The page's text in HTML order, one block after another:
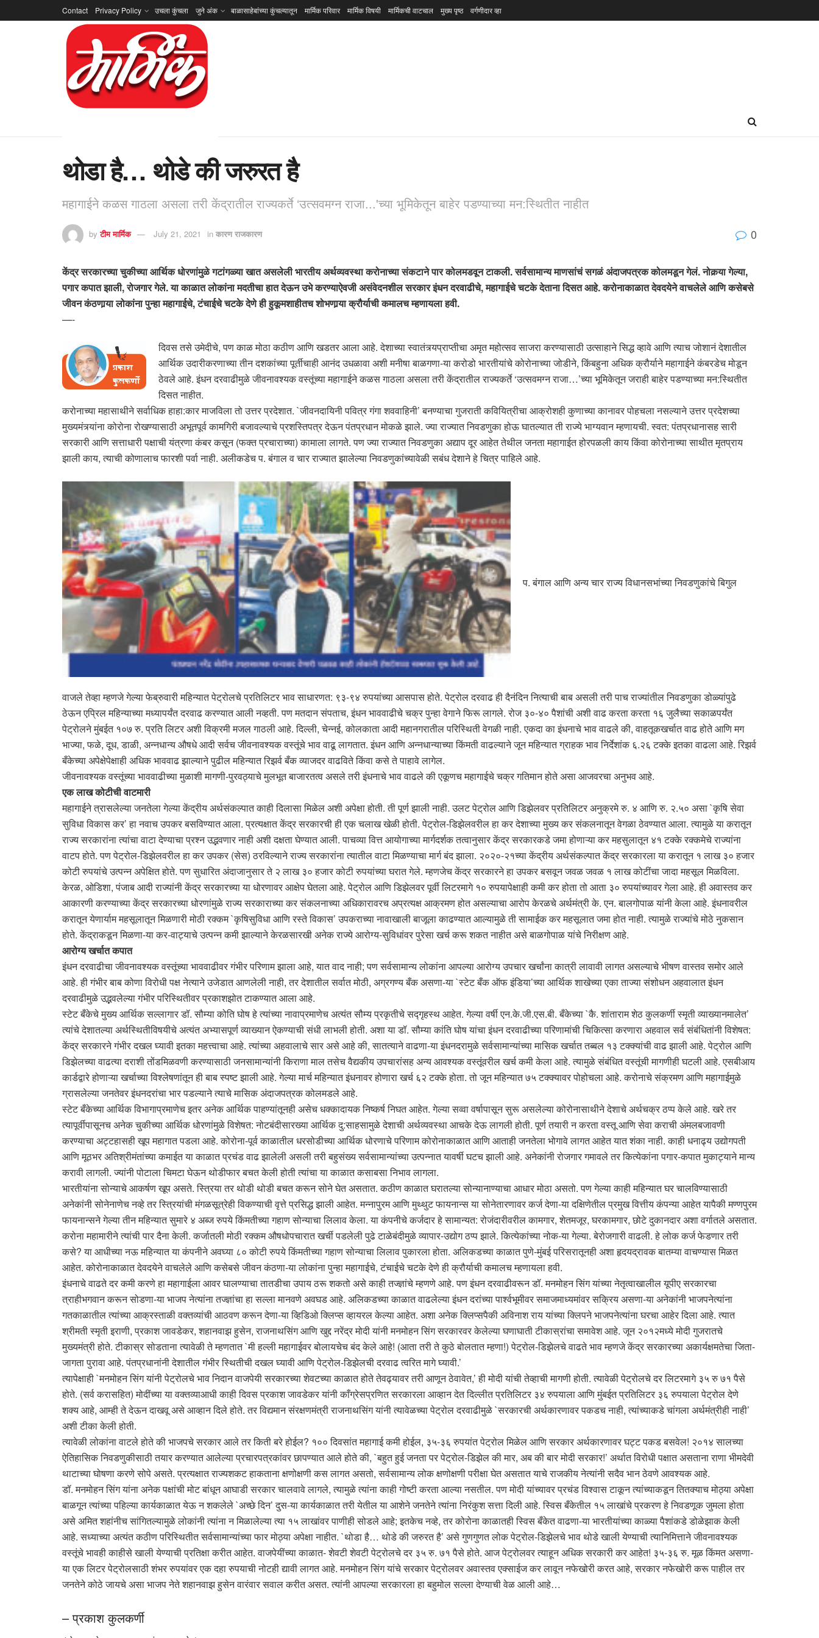
Contact Privacy Policy उचला कुंचला जुने अंक बाळासाहेबांच्या कुंचल्यातून मार्मिक परिवार मार्मिक विषयी मार्मिकची वाटचाल मुख्य पृष्ठ वर्गणीदार व्हा
थोडा है… थोडे की जरुरत है
महागाईने कळस गाठला असला तरी केंद्रातील राज्यकर्ते ‘उत्सवमग्न राजा...'च्या भूमिकेतून बाहेर पडण्याच्या मन:स्थितीत नाहीत
by टीम मार्मिक July 21, 2021 in कारण राजकारण 0
केंद्र सरकारच्या चुकीच्या आर्थिक धोरणांमुळे गटांगळ्या खात असलेली भारतीय अर्थव्यवस्था करोनाच्या संकटाने पार कोलमडवून टाकली. सर्वसामान्य माणसांचं सगळं अंदाजपत्रक कोलमडून गेलं. नोकर्‍या गेल्या,
पगार कपात झाली, रोजगार गेले. या काळात लोकांना मदतीचा हात देऊन उभे करण्याऐवजी असंवेदनशील सरकार इंधन दरवाढीचे, महागाईचे चटके देताना दिसत आहे. करोनाकाळात देवदयेने वाचलेले आणि कसेबसे
जीवन कंठणार्‍या लोकांना पुन्हा महागाईचे, टंचाईचे चटके देणे ही हुकूमशाहीतच शोभणार्‍या क्रौर्याची कमालच म्हणायला हवी.
—-
दिवस तसे उमेदीचे, पण काळ मोठा कठीण आणि खडतर आला आहे. देशाच्या स्वातंत्र्यप्राप्तीचा अमृत महोत्सव साजरा करण्यासाठी उत्साहाने सिद्ध व्हावे आणि त्याच जोशानं देशातील
आर्थिक उदारीकरणाच्या तीन दशकांच्या पूर्तीचाही आनंद उधळावा अशी मनीषा बाळगणा-या करोडो भारतीयांचे कोरोनाच्या जोडीने, किंबहुना अधिक क्रौर्याने महागाईने कंबरडेच मोडून
ठेवले आहे. इंधन दरवाढीमुळे जीवनावश्यक वस्तूंच्या महागाईने कळस गाठला असला तरी केंद्रातील राज्यकर्ते ‘उत्सवमग्न राजा…’च्या भूमिकेतून जराही बाहेर पडण्याच्या मन:स्थितीत
दिसत नाहीत.
करोनाच्या महासाथीने सर्वाधिक हाहा:कार माजविला तो उत्तर प्रदेशात. `जीवनदायिनी पवित्र गंगा शववाहिनी’ बनण्याचा गुजराती कवियित्रीचा आक्रोशही कुणाच्या कानावर पोहचला नसल्याने उत्तर प्रदेशच्या
मुख्यमंत्र्यांना कोरोना रोखण्यासाठी अभूतपूर्व कामगिरी बजावल्याचे प्रशस्तिपत्र देऊन पंतप्रधान मोकळे झाले. ज्या राज्यात निवडणुका होऊ घातल्यात ती राज्ये भाग्यवान म्हणायची. स्वत: पंतप्रधानासह सारी
सरकारी आणि सत्ताधारी पक्षाची यंत्रणा कंबर कसून (फक्त प्रचाराच्या) कामाला लागते. पण ज्या राज्यात निवडणुका अद्याप दूर आहेत तेथील जनता महागाईत होरपळली काय किंवा कोरोनाच्या साथीत मृतप्राय
झाली काय, त्याची कोणालाच फारशी पर्वा नाही. अलीकडेच प. बंगाल व चार राज्यात झालेल्या निवडणुकांच्यावेळी सबंध देशाने हे चित्र पाहिले आहे.
प. बंगाल आणि अन्य चार राज्य विधानसभांच्या निवडणुकांचे बिगुल
वाजले तेव्हा म्हणजे गेल्या फेब्रुवारी महिन्यात पेट्रोलचे प्रतिलिटर भाव साधारणत: ९३-९४ रुपयांच्या आसपास होते. पेट्रोल दरवाढ ही दैनंदिन नित्याची बाब असली तरी पाच राज्यांतील निवडणुका डोळ्यांपुढे
ठेऊन एप्रिल महिन्याच्या मध्यापर्यंत दरवाढ करण्यात आली नव्हती. पण मतदान संपताच, इंधन भाववाढीचे चक्र पुन्हा वेगाने फिरू लागले. रोज ३०-४० पैशांची अशी वाढ करता करता १६ जुलैच्या सकाळपर्यंत
पेट्रोलने मुंबईत १०७ रु. प्रति लिटर अशी विक्रमी मजल गाठली आहे. दिल्ली, चेन्नई, कोलकाता आदी महानगरातील परिस्थिती वेगळी नाही. एकदा का इंधनाचे भाव वाढले की, वाहतूकखर्चात वाढ होते आणि मग
भाज्या, फळे, दूध, डाळी, अन्नधान्य औषधे आदी सर्वच जीवनावश्यक वस्तूंचे भाव वाढू लागतात. इंधन आणि अन्नधान्याच्या किंमती वाढल्याने जून महिन्यात ग्राहक भाव निर्देशांक ६.२६ टक्के इतका वाढला आहे. रिझर्व
बँकेच्या अपेक्षेपेक्षाही अधिक भाववाढ झाल्याने पुढील महिन्यात रिझर्व बँक व्याजदर वाढविते किंवा कसे ते पाहावे लागेल.
जीवनावश्यक वस्तूंच्या भाववाढीच्या मुळाशी मागणी-पुरवठ्याचे मुलभूत बाजारतत्व असले तरी इंधनाचे भाव वाढले की एकूणच महागाईचे चक्र गतिमान होते असा आजवरचा अनुभव आहे.
एक लाख कोटीची वाटमारी
महागाईने त्रासलेल्या जनतेला गेल्या केंद्रीय अर्थसंकल्पात काही दिलासा मिळेल अशी अपेक्षा होती. ती पूर्ण झाली नाही. उलट पेट्रोल आणि डिझेलवर प्रतिलिटर अनुक्रमे रु. ४ आणि रु. २.५० असा `कृषि सेवा
सुविधा विकास कर’ हा नवाच उपकर बसविण्यात आला. प्रत्यक्षात केंद्र सरकारची ही एक चलाख खेळी होती. पेट्रोल-डिझेलवरील हा कर देशाच्या मुख्य कर संकलनातून वेगळा ठेवण्यात आला. त्यामुळे या करातून
राज्य सरकारांना त्यांचा वाटा देण्याचा प्रश्न उद्भवणार नाही अशी दक्षता घेण्यात आली. पाचव्या वित्त आयोगाच्या मार्गदर्शक तत्वानुसार केंद्र सरकारकडे जमा होणाऱ्या कर महसुलातून ४१ टक्के रक्कमेचे राज्यांना
वाटप होते. पण पेट्रोल-डिझेलवरील हा कर उपकर (सेस) ठरविल्याने राज्य सरकारांना त्यातील वाटा मिळण्याचा मार्ग बंद झाला. २०२०-२१च्या केंद्रीय अर्थसंकल्पात केंद्र सरकारला या करातून १ लाख ३० हजार
कोटी रुपयांचे उत्पन्न अपेक्षित होते. पण सुधारित अंदाजानुसार ते २ लाख ३० हजार कोटी रुपयांच्या घरात गेले. म्हणजेच केंद्र सरकारने हा उपकर बसवून जवळ जवळ १ लाख कोटींचा जादा महसूल मिळविला.
केरळ, ओडिशा, पंजाब आदी राज्यांनी केंद्र सरकारच्या या धोरणावर आक्षेप घेतला आहे. पेट्रोल आणि डिझेलवर पूर्वी लिटरमागे १० रुपयापेक्षाही कमी कर होता तो आता ३० रुपयांच्यावर गेला आहे. ही अवास्तव कर
आकारणी करण्याच्या केंद्र सरकारच्या धोरणांमुळे राज्य सरकाराच्या कर संकलनाच्या अधिकारावरच अप्रत्यक्ष आक्रमण होत असल्याचा आरोप केरळचे अर्थमंत्री के. एन. बालगोपाळ यांनी केला आहे. इंधनावरील
करातून येणार्याम महसूलातून मिळणारी मोठी रक्कम `कृषिसुविधा आणि रस्ते विकास’ उपकराच्या नावाखाली बाजूला काढण्यात आल्यामुळे ती सामाईक कर महसूलात जमा होत नाही. त्यामुळे राज्यांचे मोठे नुकसान
होते. केंद्राकडून मिळणा-या कर-वाट्याचे उत्पन्न कमी झाल्याने केरळसारखी अनेक राज्ये आरोग्य-सुविधांवर पुरेसा खर्च करू शकत नाहीत असे बाळगोपाळ यांचे निरीक्षण आहे.
आरोग्य खर्चात कपात
इंधन दरवाढीचा जीवनावश्यक वस्तूंच्या भाववाढीवर गंभीर परिणाम झाला आहे, यात वाद नाही; पण सर्वसामान्य लोकांना आपल्या आरोग्य उपचार खर्चांना कात्री लावावी लागत असल्याचे भीषण वास्तव समोर आले
आहे. ही गंभीर बाब कोणा विरोधी पक्ष नेत्याने उजेडात आणलेली नाही, तर देशातील सर्वात मोठी, अग्रगण्य बँक असणा-या `स्टेट बँक ऑफ इंडिया’च्या आर्थिक शाखेच्या एका ताज्या संशोधन अहवालात इंधन
दरवाढीमुळे उद्भवलेल्या गंभीर परिस्थितीवर प्रकाशझोत टाकण्यात आला आहे.
स्टेट बँकेचे मुख्य आर्थिक सल्लागार डॉ. सौम्या कोति घोष हे त्यांच्या नावाप्रमाणेच अत्यंत सौम्य प्रकृतीचे सद्गृहस्थ आहेत. गेल्या वर्षी एन.के.जी.एस.बी. बँकेच्या `कै. शांताराम शेठ कुलकर्णी स्मृती व्याख्यानमालेत’
त्यांचे देशातल्या अर्थस्थितीविषयीचे अत्यंत अभ्यासपूर्ण व्याख्यान ऐकण्याची संधी लाभली होती. अशा या डॉ. सौम्या कांति घोष यांचा इंधन दरवाढीच्या परिणामांची चिकित्सा करणारा अहवाल सर्व संबंधितांनी विशेषत:
केंद्र सरकारने गंभीर दखल घ्यावी इतका महत्त्वाचा आहे. त्यांच्या अहवालाचे सार असे आहे की, सातत्याने वाढणा-या इंधनदरामुळे सर्वसामान्यांच्या मासिक खर्चात तब्बल १३ टक्क्यांची वाढ झाली आहे. पेट्रोल आणि
डिझेलच्या वाढत्या दराशी तोंडमिळवणी करण्यासाठी जनसामान्यांनी किराणा माल तसेच वैद्यकीय उपचारांसह अन्य आवश्यक वस्तूंवरील खर्च कमी केला आहे. त्यामुळे संबंधित वस्तूंची मागणीही घटली आहे. एसबीआय
कार्डद्वारे होणाऱ्या खर्चाच्या विश्लेषणांतून ही बाब स्पष्ट झाली आहे. गेल्या मार्च महिन्यात इंधनावर होणारा खर्च ६२ टक्के होता. तो जून महिन्यात ७५ टक्क्यावर पोहोचला आहे. करोनाचे संक्रमण आणि महागाईमुळे
ग्रासलेल्या जनतेवर इंधनदरांचा भार पडल्याने त्याचे मासिक अंदाजपत्रक कोलमडले आहे.
स्टेट बँकेच्या आर्थिक विभागाप्रमाणेच इतर अनेक आर्थिक पाहण्यांतूनही असेच धक्कादायक निष्कर्ष निघत आहेत. गेल्या सव्वा वर्षापासून सुरू असलेल्या कोरोनासाथीने देशाचे अर्थचक्र ठप्प केले आहे. खरे तर
त्यापूर्वीपासूनच अनेक चुकीच्या आर्थिक धोरणांमुळे विशेषत: नोटबंदीसारख्या आर्थिक दु:साहसामुळे देशाची अर्थव्यवस्था आचके देऊ लागली होती. पूर्ण तयारी न करता वस्तू आणि सेवा कराची अंमलबजावणी
करण्याचा अट्टहासही खूप महागात पडला आहे. कोरोना-पूर्व काळातील धरसोडीच्या आर्थिक धोरणाचे परिणाम कोरोनाकाळात आणि आताही जनतेला भोगावे लागत आहेत यात शंका नाही. काही धनाढ्य उद्योगपती
आणि मूठभर अतिश्रीमंतांच्या कमाईत या काळात प्रचंड वाढ झालेली असली तरी बहुसंख्य सर्वसामान्यांच्या उत्पन्नात यावर्षी घटच झाली आहे. अनेकांनी रोजगार गमावले तर कित्येकांना पगार-कपात मुकाट्याने मान्य
करावी लागली. ज्यांनी पोटाला चिमटा घेऊन थोडीफार बचत केली होती त्यांचा या काळात कसाबसा निभाव लागला.
भारतीयांना सोन्याचे आकर्षण खूप असते. स्त्रिया तर थोडी थोडी बचत करून सोने घेत असतात. कठीण काळात घरातल्या सोन्यानाण्याचा आधार मोठा असतो. पण गेल्या काही महिन्यात घर चालविण्यासाठी
अनेकांनी सोनेनाणेच नव्हे तर स्त्रियांची मंगळसूत्रेही विकण्याची वृत्ते प्रसिद्ध झाली आहेत. मन्नापुरम आणि मुथ्थुट फायनान्स या सोनेतारणावर कर्ज देणा-या दक्षिणेतील प्रमुख वित्तीय कंपन्या आहेत यापैकी मण्णपुरम
फायनान्सने गेल्या तीन महिन्यात सुमारे ४ अब्ज रुपये किंमतीच्या गहाण सोन्याचा लिलाव केला. या कंपनीचे कर्जदार हे सामान्यत: रोजंदारीवरील कामगार, शेतमजूर, घरकामगार, छोटे दुकानदार अशा वर्गातले असतात.
करोना महामारीने त्यांची पार दैना केली. कर्जातली मोठी रक्कम औषधोपचारात खर्ची पडलेली पुढे टाळेबंदीमुळे व्यापार-उद्योग ठप्प झाले. कित्येकांच्या नोक-या गेल्या. बेरोजगारी वाढली. हे लोक कर्ज फेडणार तरी
कसे? या आधीच्या नऊ महिन्यात या कंपनीने अवघ्या ८० कोटी रुपये किंमतीच्या गहाण सोन्याचा लिलाव पुकारला होता. अलिकडच्या काळात पुणे-मुंबई परिसरातूनही अशा हृदयद्रावक बातम्या वाचण्यास मिळत
आहेत. कोरोनाकाळात देवदयेने वाचलेले आणि कसेबसे जीवन कंठणा-या लोकांना पुन्हा महागाईचे, टंचाईचे चटके देणे ही क्रौर्याची कमालच म्हणायला हवी.
इंधनाचे वाढते दर कमी करणे हा महागाईला आवर घालण्याचा तातडीचा उपाय ठरू शकतो असे काही तज्ज्ञांचे म्हणणे आहे. पण इंधन दरवाढीवरून डॉ. मनमोहन सिंग यांच्या नेतृत्वाखालील यूपीए सरकारचा
त्राहीभगवान करून सोडणा-या भाजप नेत्यांना तज्ज्ञांचा हा सल्ला मानवणे अवघड आहे. अलिकडच्या काळात वाढलेल्या इंधन दरांच्या पार्श्वभूमीवर समाजमाध्यमांवर सक्रिय असणा-या अनेकांनी भाजपनेत्यांना
गतकाळातील त्यांच्या आक्रस्ताळी वक्तव्यांची आठवण करून देणा-या व्हिडिओ क्लिप्स व्हायरल केल्या आहेत. अशा अनेक क्लिप्सपैकी अविनाश राय यांच्या क्लिपने भाजपनेत्यांना घरचा आहेर दिला आहे. त्यात
श्रीमती स्मृती इराणी, प्रकाश जावडेकर, शहानवाझ हुसेन, राजनाथसिंग आणि खुद्द नरेंद्र मोदी यांनी मनमोहन सिंग सरकारवर केलेल्या घणाघाती टीकास्रांचा समावेश आहे. जून २०१२मध्ये मोदी गुजरातचे
मुख्यमंत्री होते. टीकास्र सोडताना त्यावेळी ते म्हणतात `मी हल्ली महागाईवर बोलायचेच बंद केले आहे! (आता तरी ते कुठे बोलतात म्हणा!) पेट्रोल-डिझेलचे वाढते भाव म्हणजे केंद्र सरकारच्या अकार्यक्षमतेचा जिता-
जागता पुरावा आहे. पंतप्रधानांनी देशातील गंभीर स्थितीची दखल घ्यावी आणि पेट्रोल-डिझेलची दरवाढ त्वरित मागे घ्यावी.’
त्यापेक्षाही `मनमोहन सिंग यांनी पेट्रोलचे भाव निदान वाजपेयी सरकारच्या शेवटच्या काळात होते तेवढ्यावर तरी आणून ठेवावेत,’ ही मोदी यांची तेव्हाची मागणी होती. त्यावेळी पेट्रोलचे दर लिटरमागे ३५ रु ७१ पैसे
होते. (सर्व करासहित) मोदींच्या या वक्तव्याआधी काही दिवस प्रकाश जावडेकर यांनी काँग्रेसप्रणित सरकारला आव्हान देत दिल्लीत प्रतिलिटर ३४ रुपयाला आणि मुंबईत प्रतिलिटर ३६ रुपयाला पेट्रोल देणे
शक्य आहे, आम्ही ते देऊन दाखवू असे आव्हान दिले होते. तर विद्यमान संरक्षणमंत्री राजनाथसिंग यांनी त्यावेळच्या पेट्रोल दरवाढीमुळे `सरकारची अर्थकारणावर पकडच नाही, त्यांच्याकडे चांगला अर्थमंत्रीही नाही’
अशी टीका केली होती.
त्यावेळी लोकांना वाटले होते की भाजपचे सरकार आले तर किती बरे होईल? १०० दिवसांत महागाई कमी होईल, ३५-३६ रुपयांत पेट्रोल मिळेल आणि सरकार अर्थकारणावर घट्ट पकड बसवेल! २०१४ सालच्या
ऐतिहासिक निवडणुकीसाठी तयार करण्यात आलेल्या प्रचारपत्रकांवर छापण्यात आले होते की, `बहुत हुई जनता पर पेट्रोल-डिझेल की मार, अब की बार मोदी सरकार!’ अर्थात विरोधी पक्षात असताना राणा भीमदेवी
थाटाच्या घोषणा करणे सोपे असते. प्रत्यक्षात राज्यशकट हाकताना क्षणोक्षणी कस लागत असतो, सर्वसामान्य लोक क्षणोक्षणी परीक्षा घेत असतात याचे राजकीय नेत्यांनी सदैव भान ठेवणे आवश्यक आहे.
डॉ. मनमोहन सिंग यांना अनेक पक्षांची मोट बांधून आघाडी सरकार चालवावे लागले, त्यामुळे त्यांना काही गोष्टी करता आल्या नसतील. पण मोदी यांच्यावर प्रचंड विश्वास टाकून त्यांच्याकडून तितक्याच मोठ्या अपेक्षा
बाळगून त्यांच्या पहिल्या कार्यकाळात येऊ न शकलेले `अच्छे दिन’ दुस-या कार्यकाळात तरी येतील या आशेने जनतेने त्यांना निरंकुश सत्ता दिली आहे. स्विस बँकेतील १५ लाखांचे प्रकरण हे निवडणूक जुमला होता
असे अमित शहांनीच सांगितल्यामुळे लोकांनी त्यांना न मिळालेल्या त्या १५ लाखांवर पाणीही सोडले आहे; इतकेच नव्हे, तर कोरोना काळातही स्विस बँकेत वाढणा-या भारतीयांच्या काळ्या पैशांकडे डोळेझाक केली
आहे. सध्याच्या अत्यंत कठीण परिस्थितीत सर्वसामान्यांच्या फार मोठ्या अपेक्षा नाहीत. `थोडा है… थोडे की जरुरत है’ असे गुणगुणत लोक पेट्रोल-डिझेलचे भाव थोडे खाली येण्याची त्यानिमित्ताने जीवनावश्यक
वस्तूंचे भावही काहीसे खाली येण्याची प्रतिक्षा करीत आहेत. वाजपेयींच्या काळात- शेवटी शेवटी पेट्रोलचे दर ३५ रु. ७१ पैसे होते. आज पेट्रोलवर त्याहून अधिक सरकारी कर आहेत! ३५-३६ रु. मूळ किंमत असणा-
या एक लिटर पेट्रोलसाठी शंभर रुपयांवर एक दहा रुपयाची नोटही द्यावी लागत आहे. मनमोहन सिंग यांचे सरकार पेट्रोलवर अवास्तव एक्साईज कर लावून नफेखोरी करत आहे, सरकार नफेखोरी करू पाहील तर
जनतेने कोठे जायचे असा भाजप नेते शहानवाझ हुसेन वारंवार सवाल करीत असत. त्यांनी आपल्या सरकारला हा बहुमोल सल्ला देण्याची वेळ आली आहे…
– प्रकाश कुलकर्णी